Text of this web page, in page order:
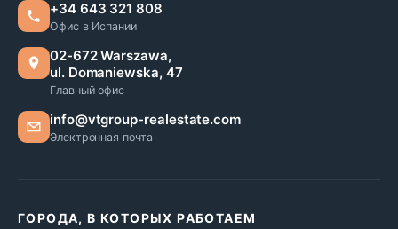
+34 643 321 808
Офис в Испании
02-672 Warszawa,
ul. Domaniewska, 47
Главный офис
info@vtgroup-realestate.com
Электронная почта
ГОРОДА, В КОТОРЫХ РАБОТАЕМ